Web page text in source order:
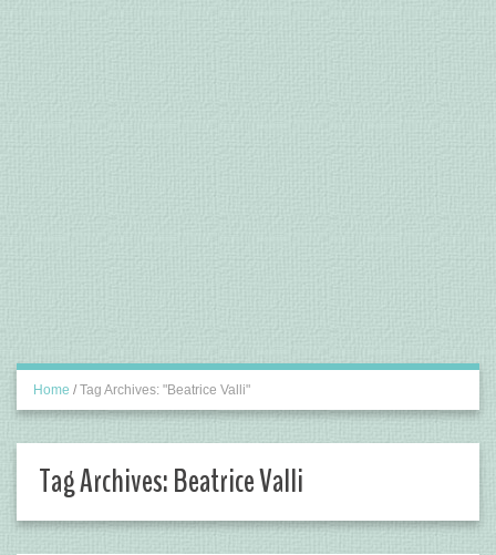
Home / Tag Archives: "Beatrice Valli"
Tag Archives:Beatrice Valli